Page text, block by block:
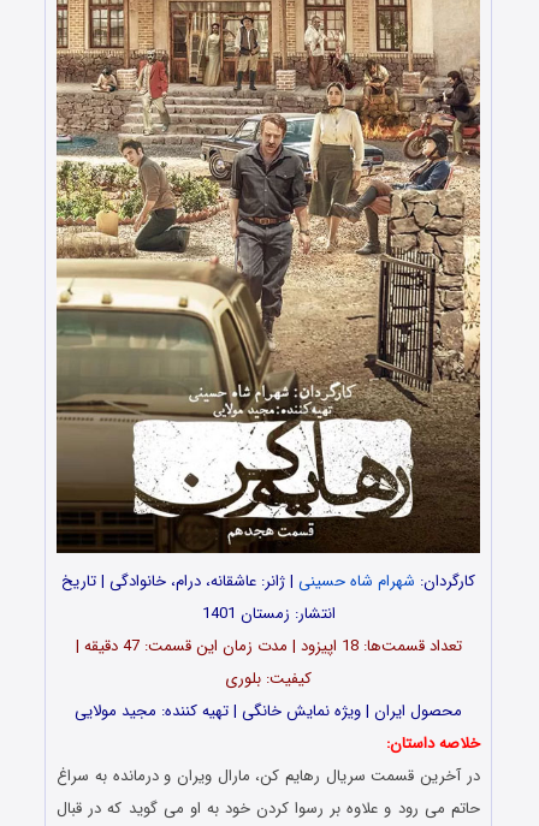
کارگردان: شهرام شاه حسینی | ژانر: عاشقانه، درام، خانوادگی | تاریخ
انتشار: زمستان 1401
تعداد قسمت‌ها: 18 اپیزود | مدت زمان این قسمت: 47 دقیقه |
کیفیت: بلوری
محصول ایران | ویژه نمایش خانگی | تهیه کننده: مجید مولایی
خلاصه داستان:
در آخرین قسمت سریال رهایم کن، مارال ویران و درمانده به سراغ
حاتم می رود و علاوه بر رسوا کردن خود به او می گوید که در قبال